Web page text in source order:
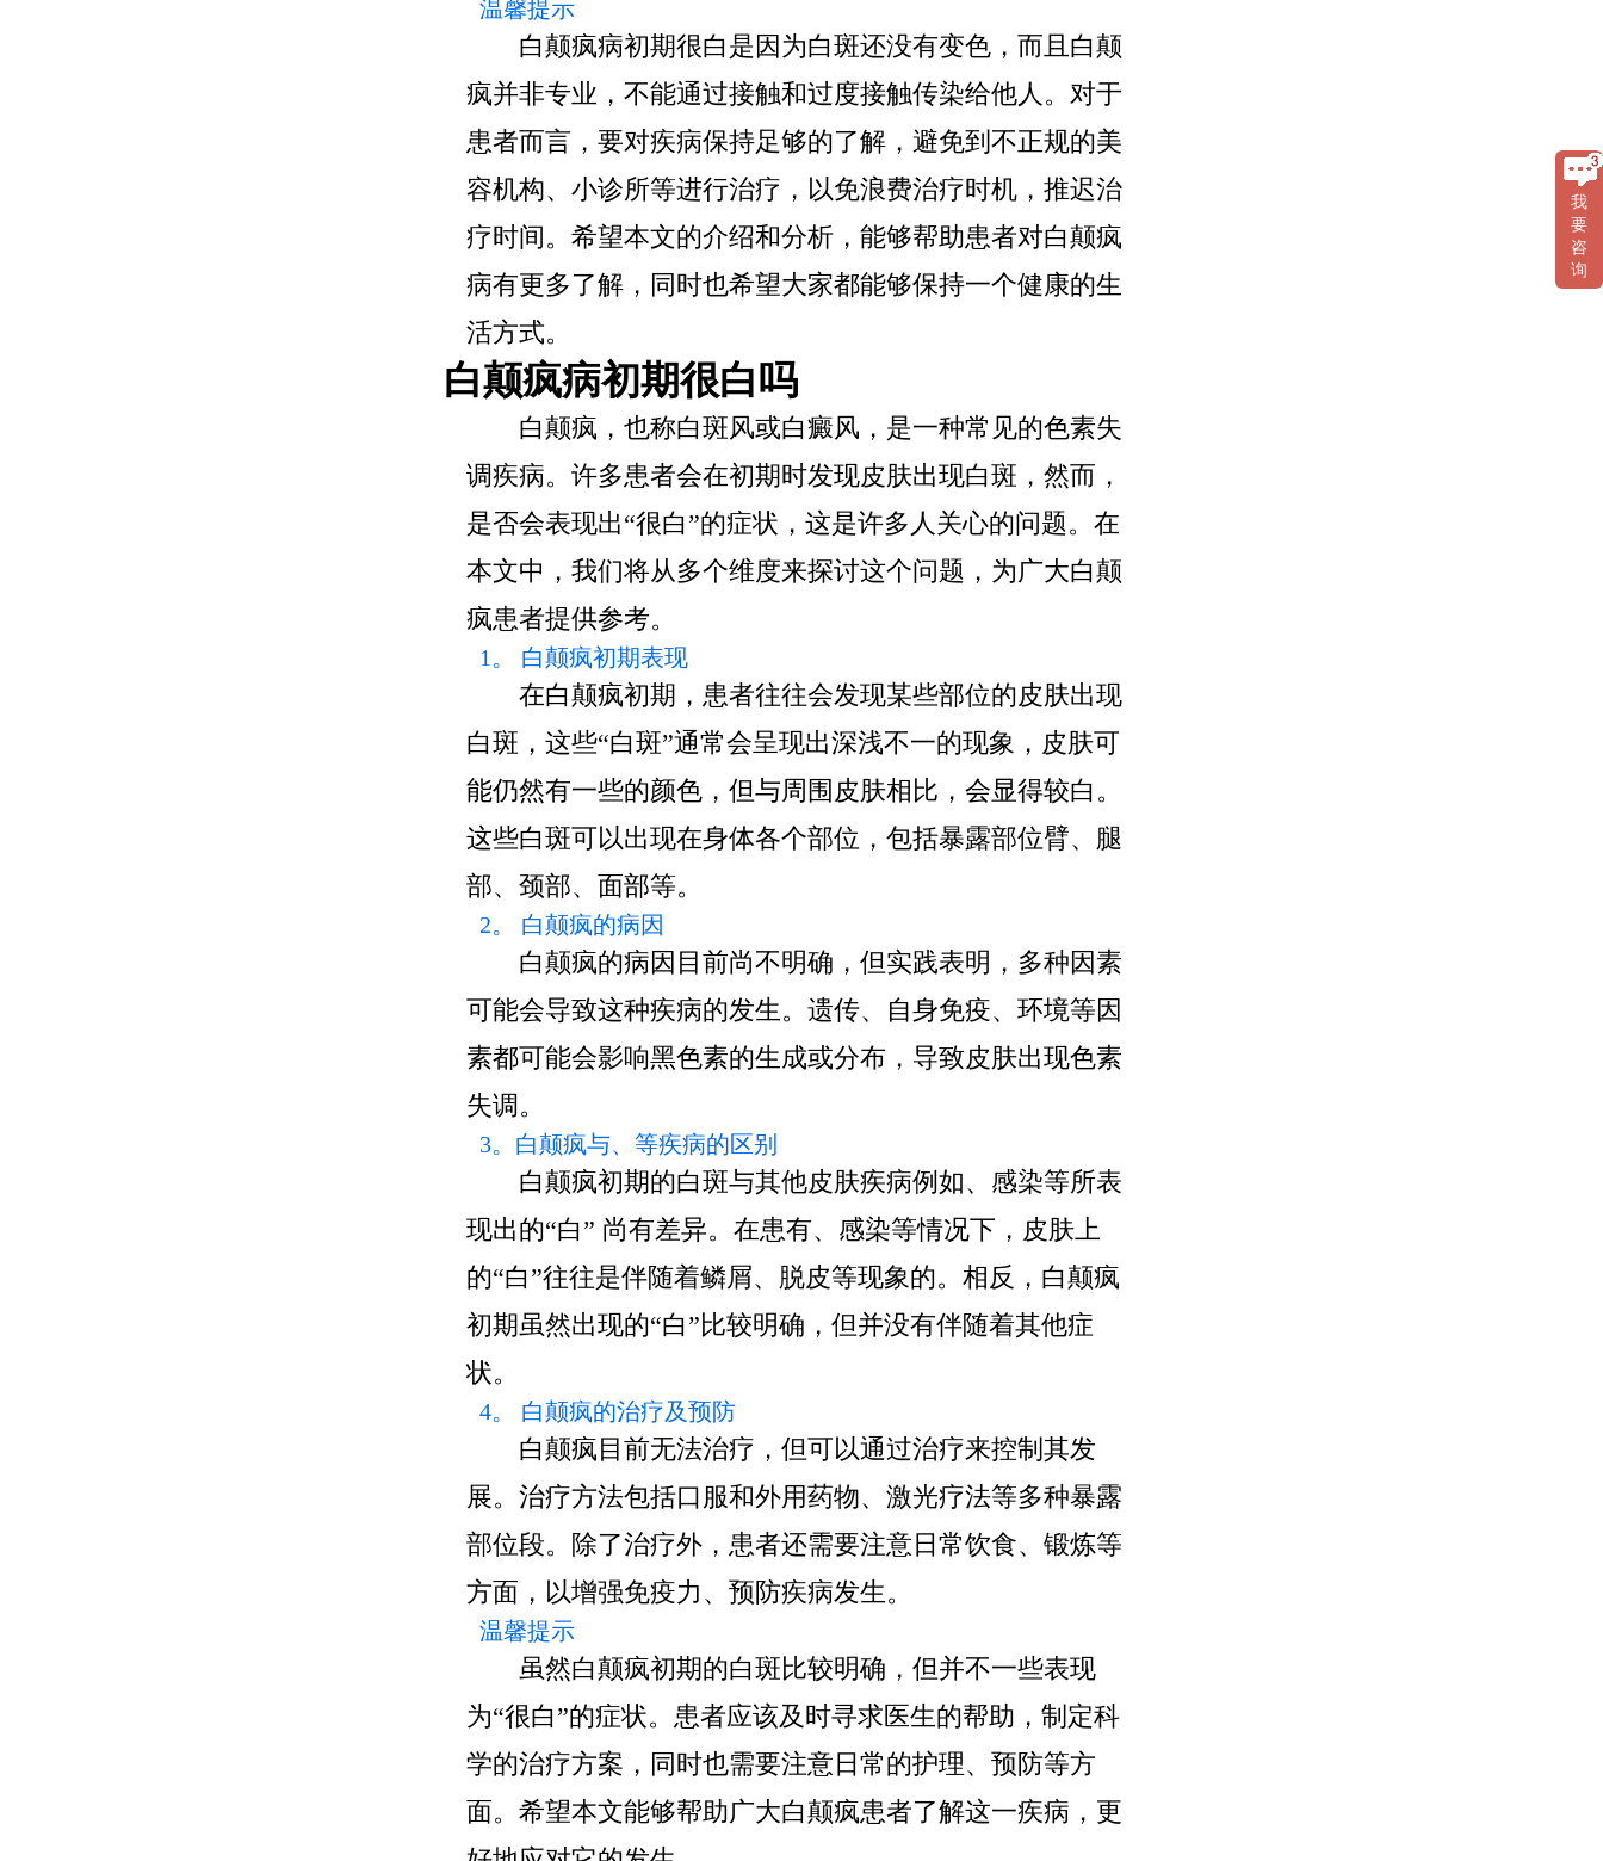
温馨提示
白颠疯病初期很白是因为白斑还没有变色，而且白颠
疯并非专业，不能通过接触和过度接触传染给他人。对于
患者而言，要对疾病保持足够的了解，避免到不正规的美
容机构、小诊所等进行治疗，以免浪费治疗时机，推迟治
疗时间。希望本文的介绍和分析，能够帮助患者对白颠疯
病有更多了解，同时也希望大家都能够保持一个健康的生
活方式。
白颠疯病初期很白吗
白颠疯，也称白斑风或白癜风，是一种常见的色素失
调疾病。许多患者会在初期时发现皮肤出现白斑，然而，
是否会表现出“很白”的症状，这是许多人关心的问题。在
本文中，我们将从多个维度来探讨这个问题，为广大白颠
疯患者提供参考。
1。 白颠疯初期表现
在白颠疯初期，患者往往会发现某些部位的皮肤出现
白斑，这些“白斑”通常会呈现出深浅不一的现象，皮肤可
能仍然有一些的颜色，但与周围皮肤相比，会显得较白。
这些白斑可以出现在身体各个部位，包括暴露部位臂、腿
部、颈部、面部等。
2。 白颠疯的病因
白颠疯的病因目前尚不明确，但实践表明，多种因素
可能会导致这种疾病的发生。遗传、自身免疫、环境等因
素都可能会影响黑色素的生成或分布，导致皮肤出现色素
失调。
3。白颠疯与、等疾病的区别
白颠疯初期的白斑与其他皮肤疾病例如、感染等所表
现出的“白” 尚有差异。在患有、感染等情况下，皮肤上
的“白”往往是伴随着鳞屑、脱皮等现象的。相反，白颠疯
初期虽然出现的“白”比较明确，但并没有伴随着其他症
状。
4。 白颠疯的治疗及预防
白颠疯目前无法治疗，但可以通过治疗来控制其发
展。治疗方法包括口服和外用药物、激光疗法等多种暴露
部位段。除了治疗外，患者还需要注意日常饮食、锻炼等
方面，以增强免疫力、预防疾病发生。
温馨提示
虽然白颠疯初期的白斑比较明确，但并不一些表现
为“很白”的症状。患者应该及时寻求医生的帮助，制定科
学的治疗方案，同时也需要注意日常的护理、预防等方
面。希望本文能够帮助广大白颠疯患者了解这一疾病，更
我
要
咨
询